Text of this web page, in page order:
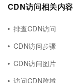
CDN访问相关内容
排查CDN访问
CDN访问步骤
CDN访问图片
访问CDN跨域